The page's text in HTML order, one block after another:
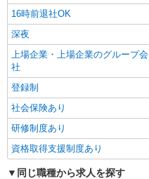
16時前退社OK
深夜
上場企業・上場企業のグループ会
社
登録制
社会保険あり
研修制度あり
資格取得支援制度あり
同じ職種から求人を探す